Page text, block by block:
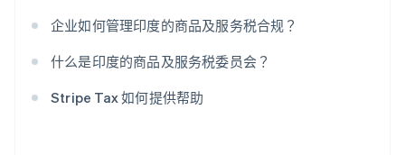
企业如何管理印度的商品及服务税合规？
什么是印度的商品及服务税委员会？
Stripe Tax 如何提供帮助